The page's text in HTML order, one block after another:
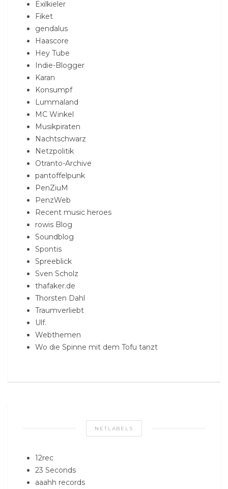
Exilkieler
Fiket
gendalus
Haascore
Hey Tube
Indie-Blogger
Karan
Konsumpf
Lummaland
MC Winkel
Musikpiraten
Nachtschwarz
Netzpolitik
Otranto-Archive
pantoffelpunk
PenZiuM
PenzWeb
Recent music heroes
rowis Blog
Soundblog
Spontis
Spreeblick
Sven Scholz
thafaker.de
Thorsten Dahl
Traumverliebt
Ulf.
Webthemen
Wo die Spinne mit dem Tofu tanzt
NETLABELS
12rec
23 Seconds
aaahh records